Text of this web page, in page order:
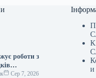
роботи з
Сер 7, 2026
и